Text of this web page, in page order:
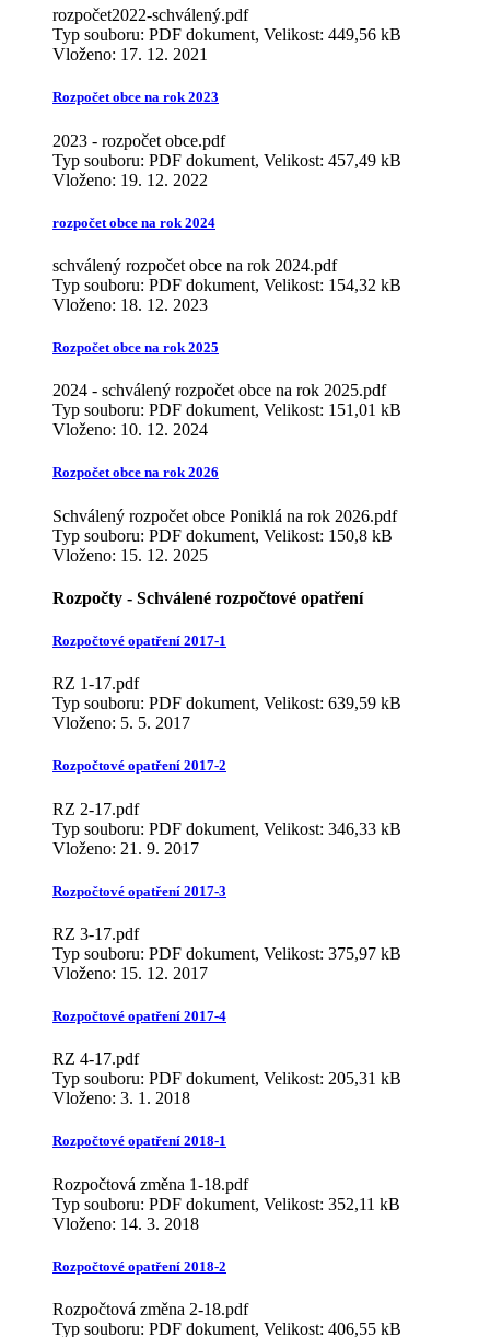
rozpočet2022-schválený.pdf
Typ souboru: PDF dokument, Velikost: 449,56 kB
Vloženo: 17. 12. 2021
Rozpočet obce na rok 2023
2023 - rozpočet obce.pdf
Typ souboru: PDF dokument, Velikost: 457,49 kB
Vloženo: 19. 12. 2022
rozpočet obce na rok 2024
schválený rozpočet obce na rok 2024.pdf
Typ souboru: PDF dokument, Velikost: 154,32 kB
Vloženo: 18. 12. 2023
Rozpočet obce na rok 2025
2024 - schválený rozpočet obce na rok 2025.pdf
Typ souboru: PDF dokument, Velikost: 151,01 kB
Vloženo: 10. 12. 2024
Rozpočet obce na rok 2026
Schválený rozpočet obce Poniklá na rok 2026.pdf
Typ souboru: PDF dokument, Velikost: 150,8 kB
Vloženo: 15. 12. 2025
Rozpočty - Schválené rozpočtové opatření
Rozpočtové opatření 2017-1
RZ 1-17.pdf
Typ souboru: PDF dokument, Velikost: 639,59 kB
Vloženo: 5. 5. 2017
Rozpočtové opatření 2017-2
RZ 2-17.pdf
Typ souboru: PDF dokument, Velikost: 346,33 kB
Vloženo: 21. 9. 2017
Rozpočtové opatření 2017-3
RZ 3-17.pdf
Typ souboru: PDF dokument, Velikost: 375,97 kB
Vloženo: 15. 12. 2017
Rozpočtové opatření 2017-4
RZ 4-17.pdf
Typ souboru: PDF dokument, Velikost: 205,31 kB
Vloženo: 3. 1. 2018
Rozpočtové opatření 2018-1
Rozpočtová změna 1-18.pdf
Typ souboru: PDF dokument, Velikost: 352,11 kB
Vloženo: 14. 3. 2018
Rozpočtové opatření 2018-2
Rozpočtová změna 2-18.pdf
Typ souboru: PDF dokument, Velikost: 406,55 kB